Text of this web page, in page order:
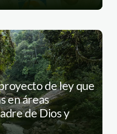
de ley que
en áreas
de Dios y